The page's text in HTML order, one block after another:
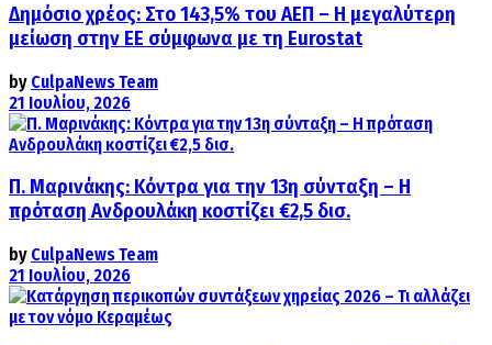
Δημόσιο χρέος: Στο 143,5% του ΑΕΠ – Η μεγαλύτερη
μείωση στην ΕΕ σύμφωνα με τη Eurostat
by CulpaNews Team
21 Ιουλίου, 2026
Π. Μαρινάκης: Κόντρα για την 13η σύνταξη – Η
πρόταση Ανδρουλάκη κοστίζει €2,5 δισ.
by CulpaNews Team
21 Ιουλίου, 2026